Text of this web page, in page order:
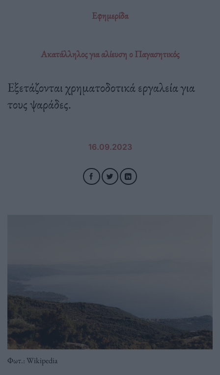
Εφημερίδα
Ακατάλληλος για αλίευση ο Παγασητικός
Εξετάζονται χρηματοδοτικά εργαλεία για
τους ψαράδες.
16.09.2023
Φωτ.: Wikipedia